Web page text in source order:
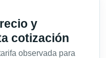
y
cotización
observada para